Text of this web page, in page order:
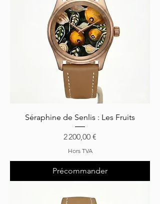
Séraphine de Senlis : Les Fruits
Prix
2 200,00 €
Hors TVA
Précommander